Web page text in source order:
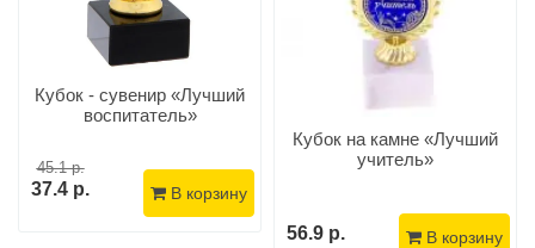
Кубок - сувенир «Лучший
воспитатель»
45.1 р.
37.4 р. В корзину
Кубок на камне «Лучший
учитель»
56.9 р. В корзину